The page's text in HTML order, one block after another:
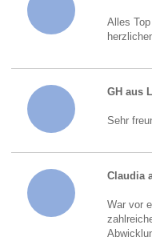
Alles
GH aus
Sehr
Claudia
War vor